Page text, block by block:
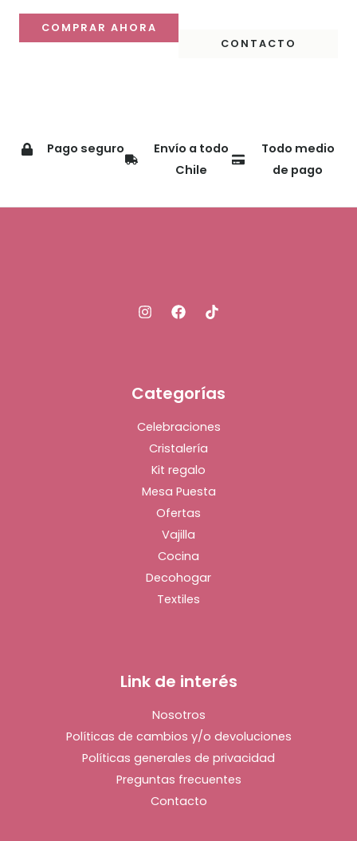
despacho a todo Chile.
COMPRAR AHORA
CONTACTO
Pago seguro
Envío a todo
Chile
Todo medio
de pago
Categorías
Celebraciones
Cristalería
Kit regalo
Mesa Puesta
Ofertas
Vajilla
Cocina
Decohogar
Textiles
Link de interés
Nosotros
Políticas de cambios y/o devoluciones
Políticas generales de privacidad
Preguntas frecuentes
Contacto